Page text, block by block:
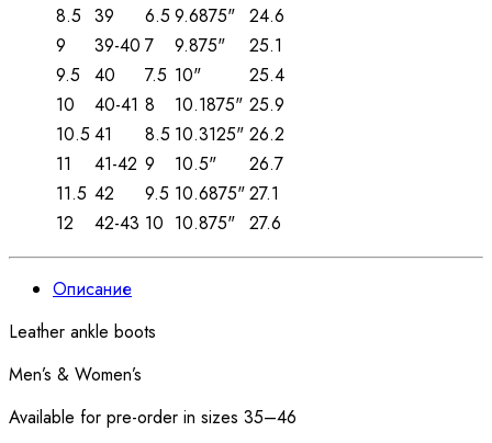
8.5 39 6.5 9.6875" 24.6
9
39-40 7 9.875"
25.1
9.5
40 7.5 10"
25.4
10
40-41 8 10.1875" 25.9
10.5 41 8.5 10.3125" 26.2
11
41-42 9 10.5"
26.7
11.5 42 9.5 10.6875"27.1
12
42-43 10 10.875" 27.6
Описание
Leather ankle boots
Men’s & Women’s
Available for pre-order in sizes 35–46